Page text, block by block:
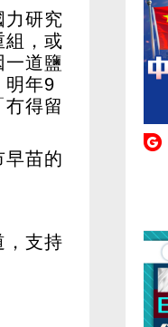
力研究
組，或
一道鹽
明年9
得留
早苗的
，支持